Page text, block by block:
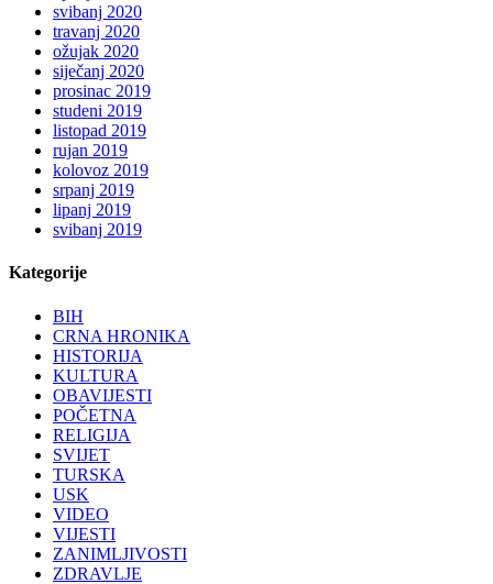
svibanj 2020
travanj 2020
ožujak 2020
siječanj 2020
prosinac 2019
studeni 2019
listopad 2019
rujan 2019
kolovoz 2019
srpanj 2019
lipanj 2019
svibanj 2019
Kategorije
BIH
CRNA HRONIKA
HISTORIJA
KULTURA
OBAVIJESTI
POČETNA
RELIGIJA
SVIJET
TURSKA
USK
VIDEO
VIJESTI
ZANIMLJIVOSTI
ZDRAVLJE